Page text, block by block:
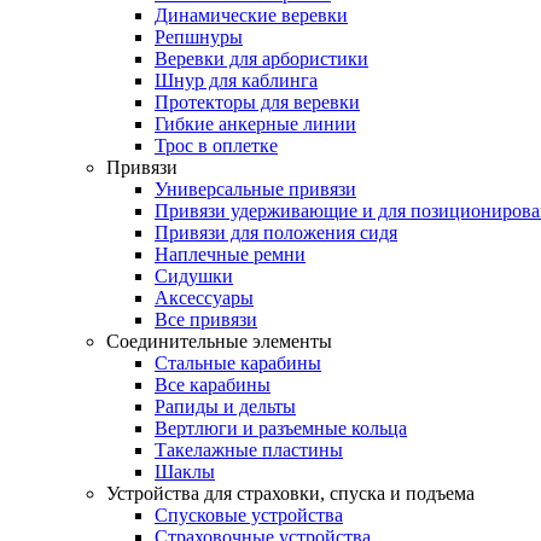
Динамические веревки
Репшнуры
Веревки для арбористики
Шнур для каблинга
Протекторы для веревки
Гибкие анкерные линии
Трос в оплетке
Привязи
Универсальные привязи
Привязи удерживающие и для
Привязи для положения сидя
Наплечные ремни
Сидушки
Аксессуары
Все привязи
Соединительные элементы
Стальные карабины
Все карабины
Рапиды и дельты
Вертлюги и разъемные кольца
Такелажные пластины
Шаклы
Устройства для страховки, спуска и подъема
Спусковые устройства
Страховочные устройства